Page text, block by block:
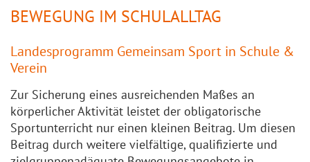
BEWEGUNG IM SCHULALLTAG
Landesprogramm Gemeinsam Sport in Schule &
Verein
Zur Sicherung eines ausreichenden Maßes an
körperlicher Aktivität leistet der obligatorische
Sportunterricht nur einen kleinen Beitrag. Um diesen
Beitrag durch weitere vielfältige, qualifizierte und